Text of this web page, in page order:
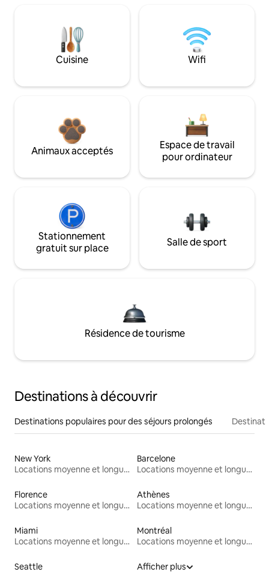
Cuisine Wifi
Animaux acceptés
Espace de travail
pour ordinateur
Stationnement
gratuit sur place
Salle de sport
Résidence de tourisme
Destinations à découvrir
Destinations populaires pour des séjours prolongés
New York
Locations moyenne et longue durée
Barcelone
Locations moyenne et longue durée
Florence
Locations moyenne et longue durée
Athènes
Locations moyenne et longue durée
Miami
Locations moyenne et longue durée
Montréal
Locations moyenne et longue durée
Seattle
Afficher plus